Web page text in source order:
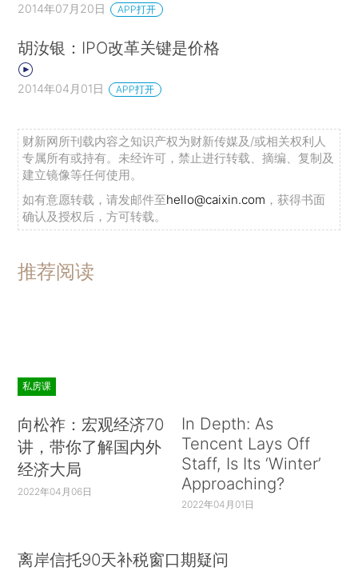
2014年07月20日 APP打开
胡汝银：IPO改革关键是价格
2014年04月01日 APP打开
财新网所刊载内容之知识产权为财新传媒及/或相关权利人
专属所有或持有。未经许可，禁止进行转载、摘编、复制及
建立镜像等任何使用。
如有意愿转载，请发邮件至hello@caixin.com ，获得书面
确认及授权后，方可转载。
推荐阅读
私房课
向松祚：宏观经济70
讲，带你了解国内外
经济大局
2022年04月06日
In Depth: As
Tencent Lays Off
Staff, Is Its ‘Winter’
Approaching?
2022年04月01日
离岸信托90天补税窗口期疑问